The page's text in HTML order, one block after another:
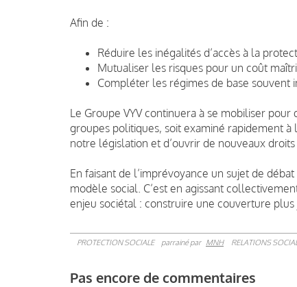
Afin de :
Réduire les inégalités d’accès à la
Mutualiser les risques pour un coût
Compléter les régimes de base souvent
Le Groupe VYV continuera à se mobiliser
groupes politiques, soit examiné rapidement
notre législation et d’ouvrir de nouveaux droits
En faisant de l’imprévoyance un sujet de
modèle social. C’est en agissant
enjeu sociétal : construire une couverture plus
PROTECTION SOCIALE parrainé par MNH RELATIONS
Pas encore de commentaires